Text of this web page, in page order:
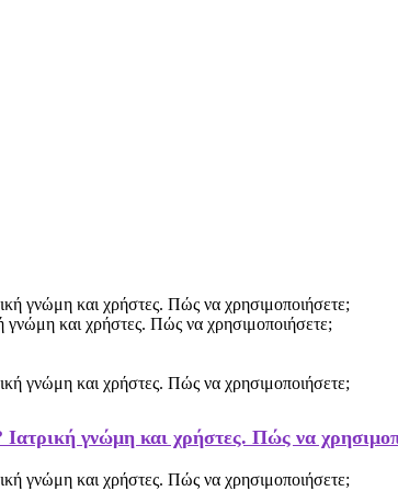
και χρήστες. Πώς να χρησιμοποιήσετε;
γνώμη και χρήστες. Πώς να